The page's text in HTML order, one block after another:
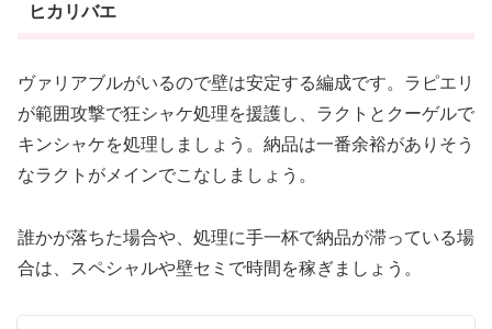
ヒカリバエ
ヴァリアブルがいるので壁は安定する編成です。ラピエリ
が範囲攻撃で狂シャケ処理を援護し、ラクトとクーゲルで
キンシャケを処理しましょう。納品は一番余裕がありそう
なラクトがメインでこなしましょう。
誰かが落ちた場合や、処理に手一杯で納品が滞っている場
合は、スペシャルや壁セミで時間を稼ぎましょう。